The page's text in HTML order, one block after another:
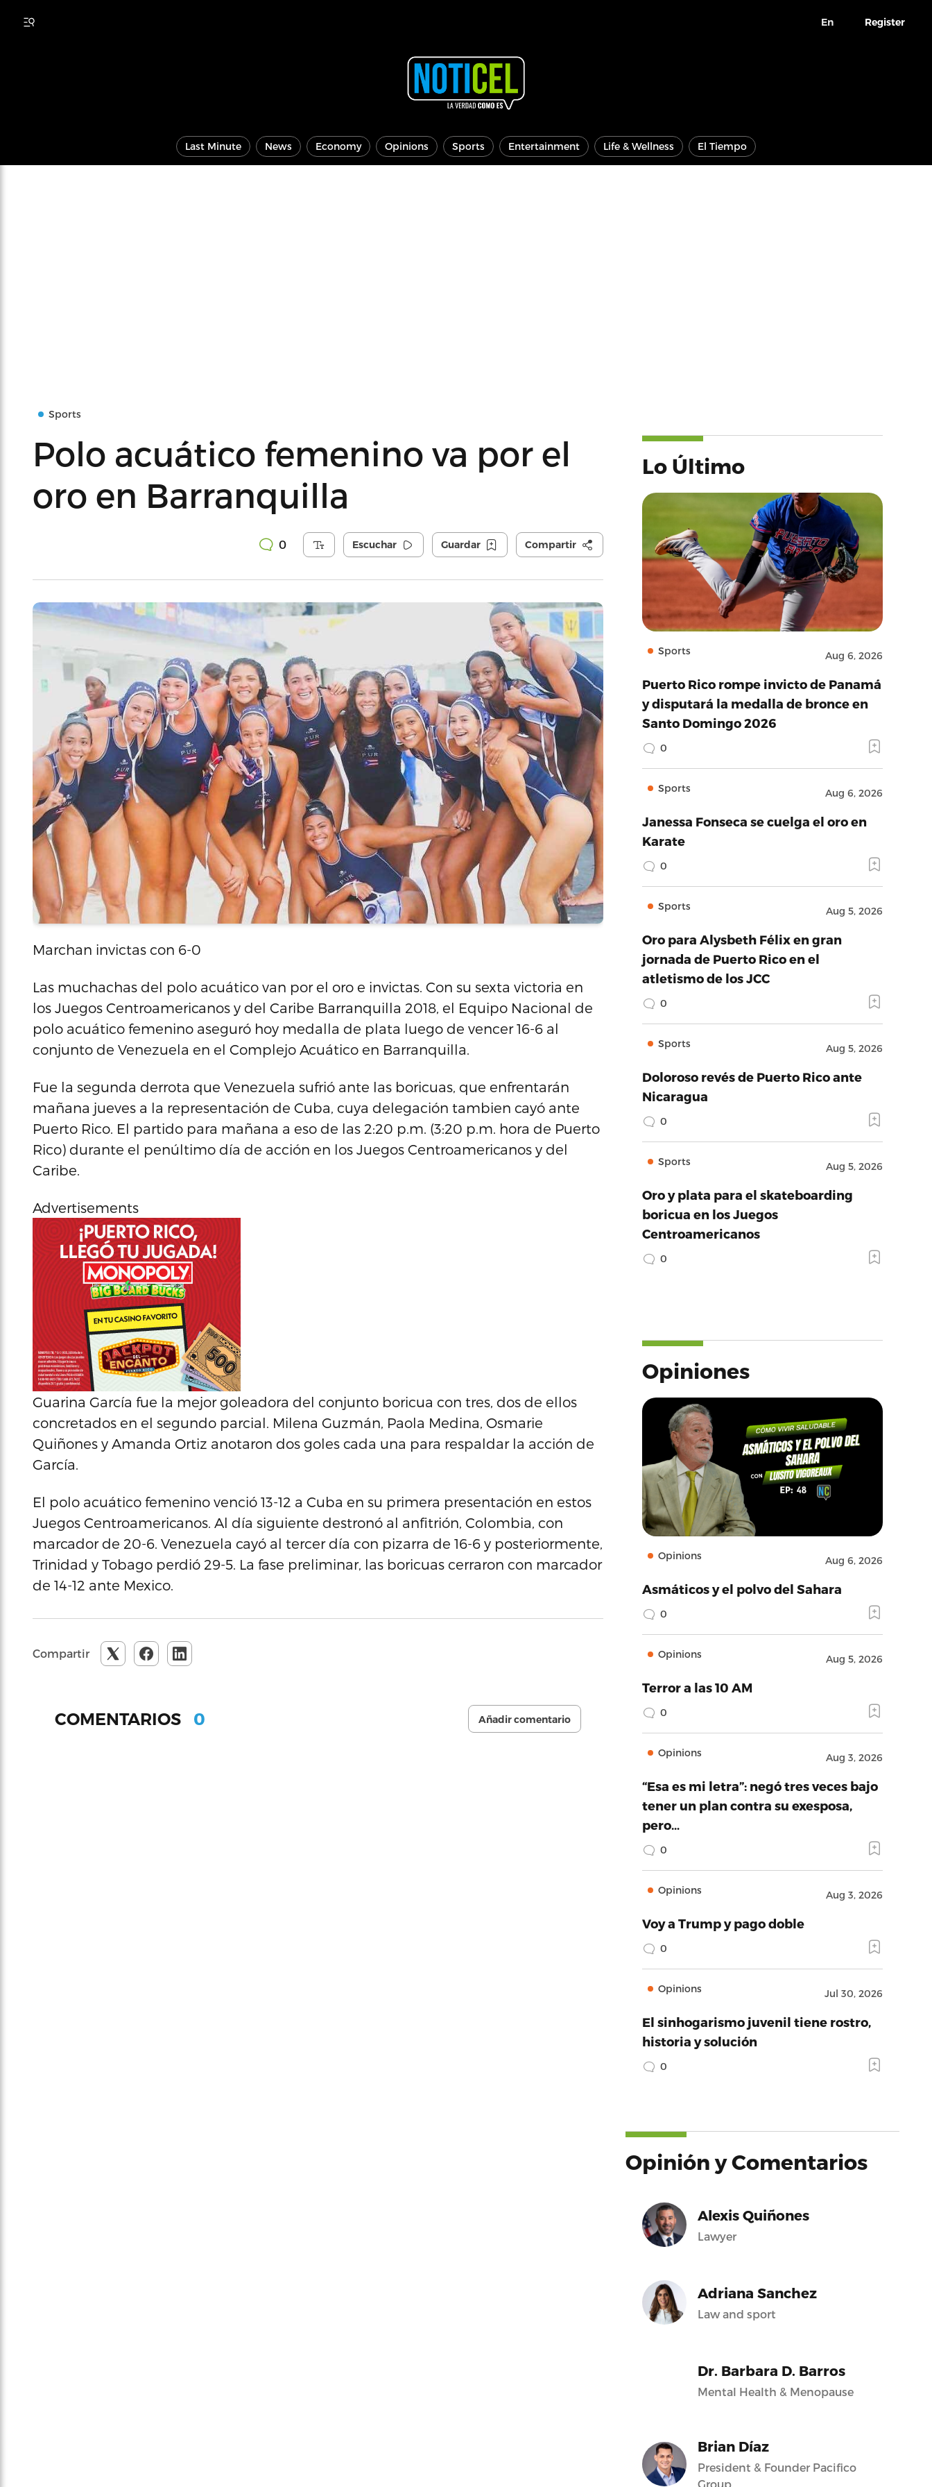
En Register
Last Minute News Economy Opinions Sports Entertainment Life & Wellness El Tiempo
Sports
Polo acuático femenino va por el
oro en Barranquilla
0 Escuchar Guardar Compartir
Marchan invictas con 6-0
Las muchachas del polo acuático van por el oro e invictas. Con su sexta victoria en
los Juegos Centroamericanos y del Caribe Barranquilla 2018, el Equipo Nacional de
polo acuático femenino aseguró hoy medalla de plata luego de vencer 16-6 al
conjunto de Venezuela en el Complejo Acuático en Barranquilla.
Fue la segunda derrota que Venezuela sufrió ante las boricuas, que enfrentarán
mañana jueves a la representación de Cuba, cuya delegación tambien cayó ante
Puerto Rico. El partido para mañana a eso de las 2:20 p.m. (3:20 p.m. hora de Puerto
Rico) durante el penúltimo día de acción en los Juegos Centroamericanos y del
Caribe.
Advertisements
Guarina García fue la mejor goleadora del conjunto boricua con tres, dos de ellos
concretados en el segundo parcial. Milena Guzmán, Paola Medina, Osmarie
Quiñones y Amanda Ortiz anotaron dos goles cada una para respaldar la acción de
García.
El polo acuático femenino venció 13-12 a Cuba en su primera presentación en estos
Juegos Centroamericanos. Al día siguiente destronó al anfitrión, Colombia, con
marcador de 20-6. Venezuela cayó al tercer día con pizarra de 16-6 y posteriormente,
Trinidad y Tobago perdió 29-5. La fase preliminar, las boricuas cerraron con marcador
de 14-12 ante Mexico.
Compartir
COMENTARIOS 0 Añadir comentario
Lo Último
Sports Aug 6, 2026
Puerto Rico rompe invicto de Panamá
y disputará la medalla de bronce en
Santo Domingo 2026
0
Sports Aug 6, 2026
Janessa Fonseca se cuelga el oro en
Karate
0
Sports Aug 5, 2026
Oro para Alysbeth Félix en gran
jornada de Puerto Rico en el
atletismo de los JCC
0
Sports Aug 5, 2026
Doloroso revés de Puerto Rico ante
Nicaragua
0
Sports Aug 5, 2026
Oro y plata para el skateboarding
boricua en los Juegos
Centroamericanos
0
Opiniones
Opinions Aug 6, 2026
Asmáticos y el polvo del Sahara
0
Opinions Aug 5, 2026
Terror a las 10 AM
0
Opinions Aug 3, 2026
“Esa es mi letra”: negó tres veces bajo
tener un plan contra su exesposa,
pero…
0
Opinions Aug 3, 2026
Voy a Trump y pago doble
0
Opinions Jul 30, 2026
El sinhogarismo juvenil tiene rostro,
historia y solución
0
Opinión y Comentarios
Alexis Quiñones
Lawyer
Adriana Sanchez
Law and sport
Dr. Barbara D. Barros
Mental Health & Menopause
Brian Díaz
President & Founder Pacifico
Group